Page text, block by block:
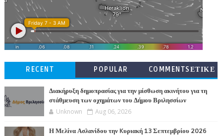
RECENT POPULAR
COMMENTSΕΤΙΚΕ
Διακήρυξη δημοπρασίας για την μίσθωση ακινήτου για τη
στάθμευση των οχημάτων του Δήμου Βριλησσίων
Unknown Aug 06, 2026
Η Μελίνα Ασλανίδου την Kυριακή 13 Σεπτεμβρίου 2026